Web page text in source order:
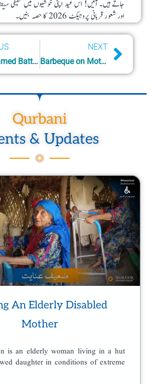
جاتے ہیں۔ آئیں! اس عید اپنی خوشیوں میں حقیقی
اور شعور قربانی پروجیکٹ 2026 کا حصہ بنیں۔
Little Ahmed Battling Cancer
NEXT
Barbeque on Mother’s Day 2026
Next
Qurbani
& Updates
An Elderly Disabled
Mother
is an elderly woman living in a hut
daughter in conditions of extreme
PagePagePage Page